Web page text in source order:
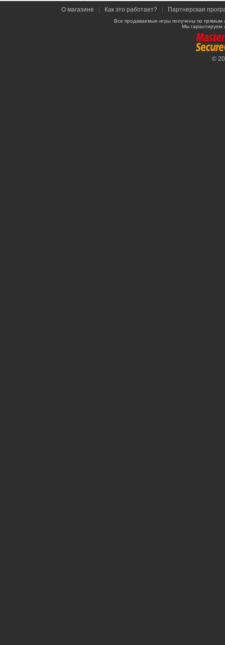
О магазине Как это работает? Партнерская
Все продаваемые игры получены по
Мы гарантируем
©